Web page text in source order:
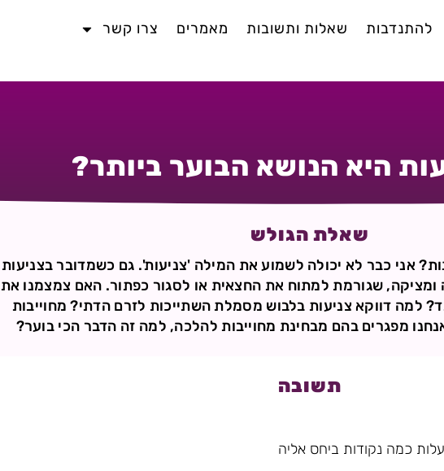
להתנדבות שאלות ותשובות מאמרים צרו קשר
היא הנושא הבוער ביותר?
שאלת הגולש
אני כבר לא יכולה לשמוע את המילה 'צניעות'. גם כשמדובר בצניעות
ומציקה, שגורמת למתוח את החצאית או לסגור כפתור. האם צמצמנו את
למה דווקא צניעות בלבוש מסמלת השתייכות לזרם הדתי? מחוייבות
מפגרים בהם מבחינת מחוייבות להלכה, למה זה הדבר הכי בוער?
תשובה
כמה נקודות ביחס אליה